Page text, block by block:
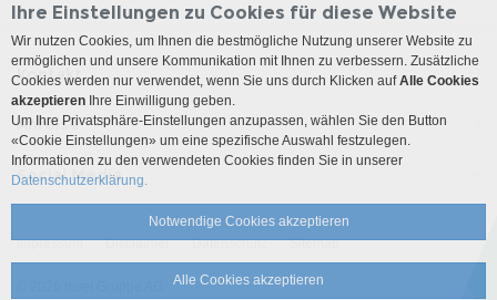
Kontakt
Anreise
Social Media
Impressum Disclaimer Datenschutz Sitemap
Ihre Einstellungen zu Cookies für diese Website
Wir nutzen Cookies, um Ihnen die bestmögliche Nutzung unserer Website zu
ermöglichen und unsere Kommunikation mit Ihnen zu verbessern. Zusätzliche
Cookies werden nur verwendet, wenn Sie uns durch Klicken aufAlle Cookies
akzeptieren Ihre Einwilligung geben.
Um Ihre Privatsphäre-Einstellungen anzupassen, wählen Sie den Button
«Cookie Einstellungen» um eine spezifische Auswahl festzulegen.
Informationen zu den verwendeten Cookies finden Sie in unserer
Datenschutzerklärung.
Notwendige Cookies akzeptieren
Alle Cookies akzeptieren